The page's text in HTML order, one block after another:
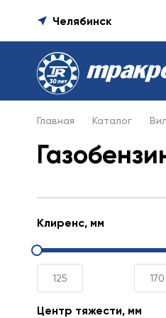
Челябинск
Главная Каталог
Клиренс, мм
Центр тяжести, мм